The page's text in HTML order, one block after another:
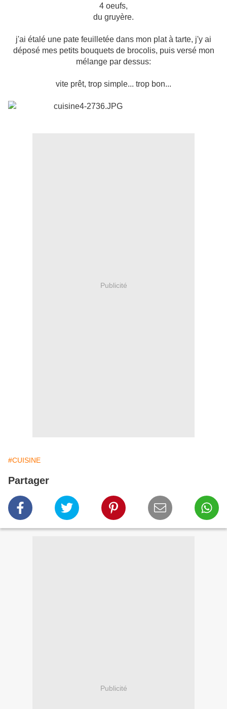
4 oeufs,
du gruyère.
j'ai étalé une pate feuilletée dans mon plat à tarte, j'y ai
déposé mes petits bouquets de brocolis, puis versé mon
mélange par dessus:
vite prêt, trop simple... trop bon...
Publicité
#CUISINE
Partager
Publicité